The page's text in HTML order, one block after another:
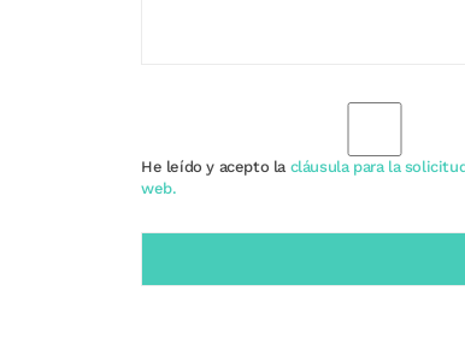
He leído y acepto la cláusula para la
web.